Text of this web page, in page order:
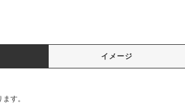
イメージ
す。